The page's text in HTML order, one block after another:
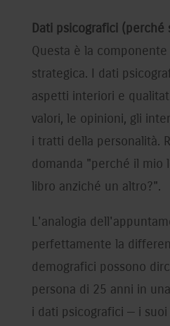
Dati psicografici (perché
Questa è la
strategica. I dati
aspetti interiori e
valori, le opinioni, gli
i tratti della personalità.
domanda "perché il mio
libro anziché un altro?".
L'analogia
perfettamente la
demografici possono
persona di 25 anni in
i dati psicografici — i suoi